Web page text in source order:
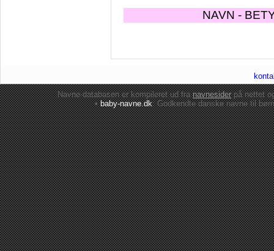
NAVN -
Navne-databasen er kompileret ud franavnesiderpå nettet
•baby-navne.dk: Godkendte danskenavne til børn